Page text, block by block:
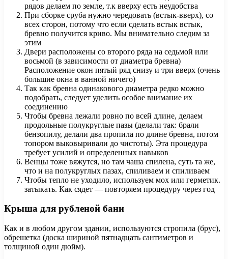
рядов делаем по земле, т.к вверху есть неудобства
При сборке сруба нужно чередовать (встык-вверх), со
всех сторон, потому что если сделать встык встык,
бревно получится криво. Мы внимательно следим за
этим
Двери расположены со второго ряда на седьмой или
восьмой (в зависимости от диаметра бревна)
Расположение окон пятый ряд снизу и три вверх (очень
большие окна в ванной ничего)
Так как бревна одинакового диаметра редко можно
подобрать, следует уделить особое внимание их
соединению
Чтобы бревна лежали ровно по всей длине, делаем
продольные полукруглые пазы (делали так: брали
бензопилу, делали два пропила по длине бревна, потом
топором выковыривали до чистоты). Эта процедура
требует усилий и определенных навыков
Венцы тоже вяжутся, но там чаша спилена, суть та же,
что и на полукруглых пазах, спиливаем и спиливаем
Чтобы тепло не уходило, используем мох или герметик.
затыкать. Как сядет — повторяем процедуру через год
Крыша для рубленой бани
Как и в любом другом здании, используются стропила (брус),
обрешетка (доска шириной пятнадцать сантиметров и
толщиной один дюйм).